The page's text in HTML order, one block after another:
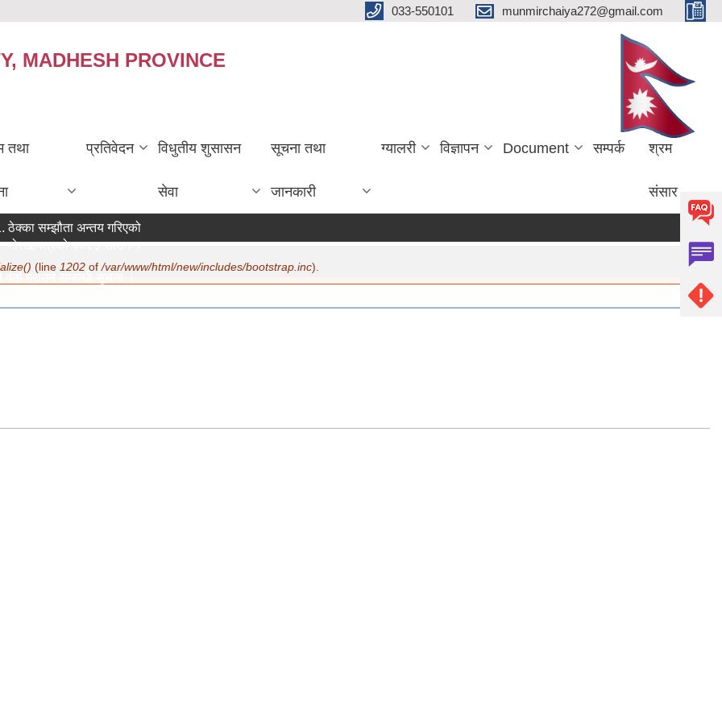
033-550101 munmirchaiya272@gmail.com
MADHESH PROVINCE
तथा प्रतिवेदन विधुतीय शुसासन
सेवा
सूचना तथा
जानकारी
ग्यालरी विज्ञापन Document सम्पर्क श्रम
संसार
ठेक्का सम्झौता अन्तय गरिएको सम्बन्धी सूचना ।
गोरखापत्रको २०८३ साउन १२ गते मा सूचना प्रकाशन ।
गराउने सम्बन्धी सूचना ।
(line 1202 of/var/www/html/new/includes/bootstrap.inc).